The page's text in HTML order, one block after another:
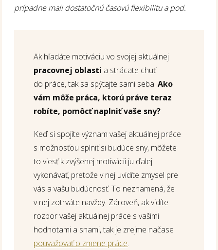
prípadne mali dostatočnú časovú flexibilitu a pod.
Ak hľadáte motiváciu vo svojej aktuálnej
pracovnej oblasti a strácate chuť
do práce, tak sa spýtajte sami seba:Ako
vám môže práca, ktorú práve teraz
robíte, pomôcť naplniť vaše sny?
Keď si spojíte význam vašej aktuálnej práce
s možnosťou splniť si budúce sny, môžete
to viesť k zvýšenej motivácii ju ďalej
vykonávať, pretože v nej uvidíte zmysel pre
vás a vašu budúcnosť. To neznamená, že
v nej zotrváte navždy. Zároveň, ak vidíte
rozpor vašej aktuálnej práce s vašimi
hodnotami a snami, tak je zrejme načase
pouvažovať o zmene práce.